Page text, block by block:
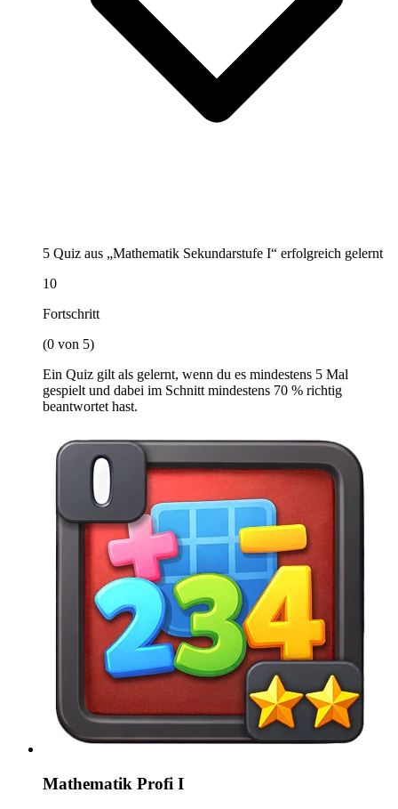
5 Quiz aus „Mathematik Sekundarstufe I“ erfolgreich gelernt
10
Fortschritt
(0 von 5)
Ein Quiz gilt als gelernt, wenn du es mindestens 5 Mal
gespielt und dabei im Schnitt mindestens 70 % richtig
beantwortet hast.
Mathematik Profi I